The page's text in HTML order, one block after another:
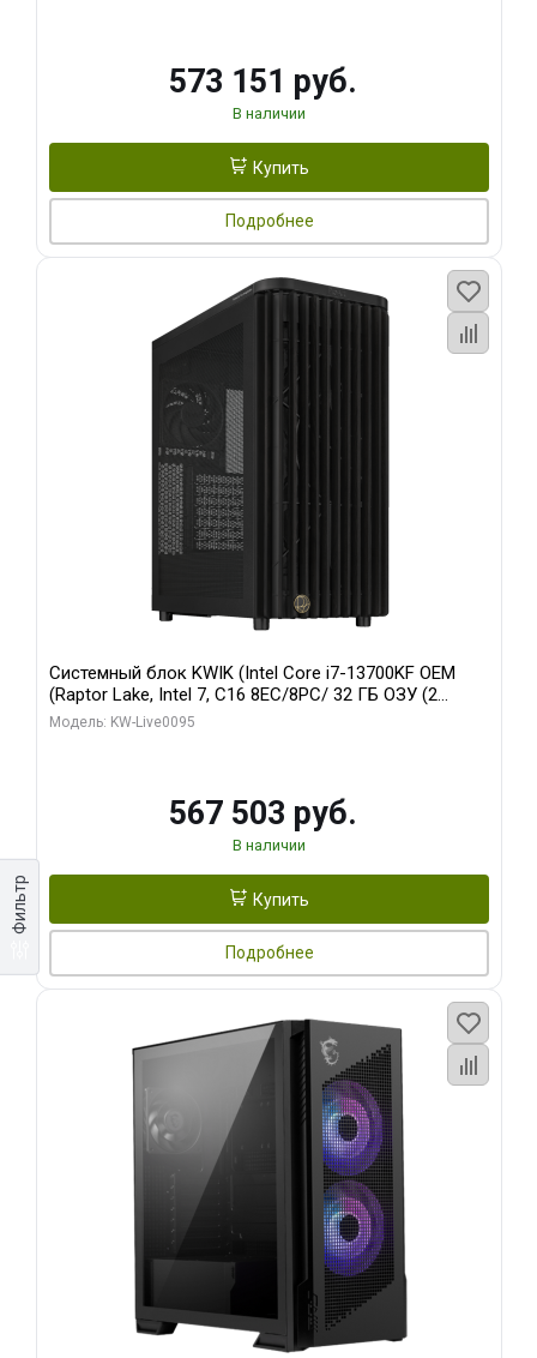
Фильтр
573 151 руб.
В наличии
Купить
Подробнее
Системный блок KWIK (Intel Core i7-13700KF OEM
(Raptor Lake, Intel 7, C16 8EC/8PC/ 32 ГБ ОЗУ (2
модуля)/ Afox RTX4090 24GB GDDR6X 384-Bit 3xDP
Модель: KW-Live0095
567 503 руб.
В наличии
Купить
Подробнее